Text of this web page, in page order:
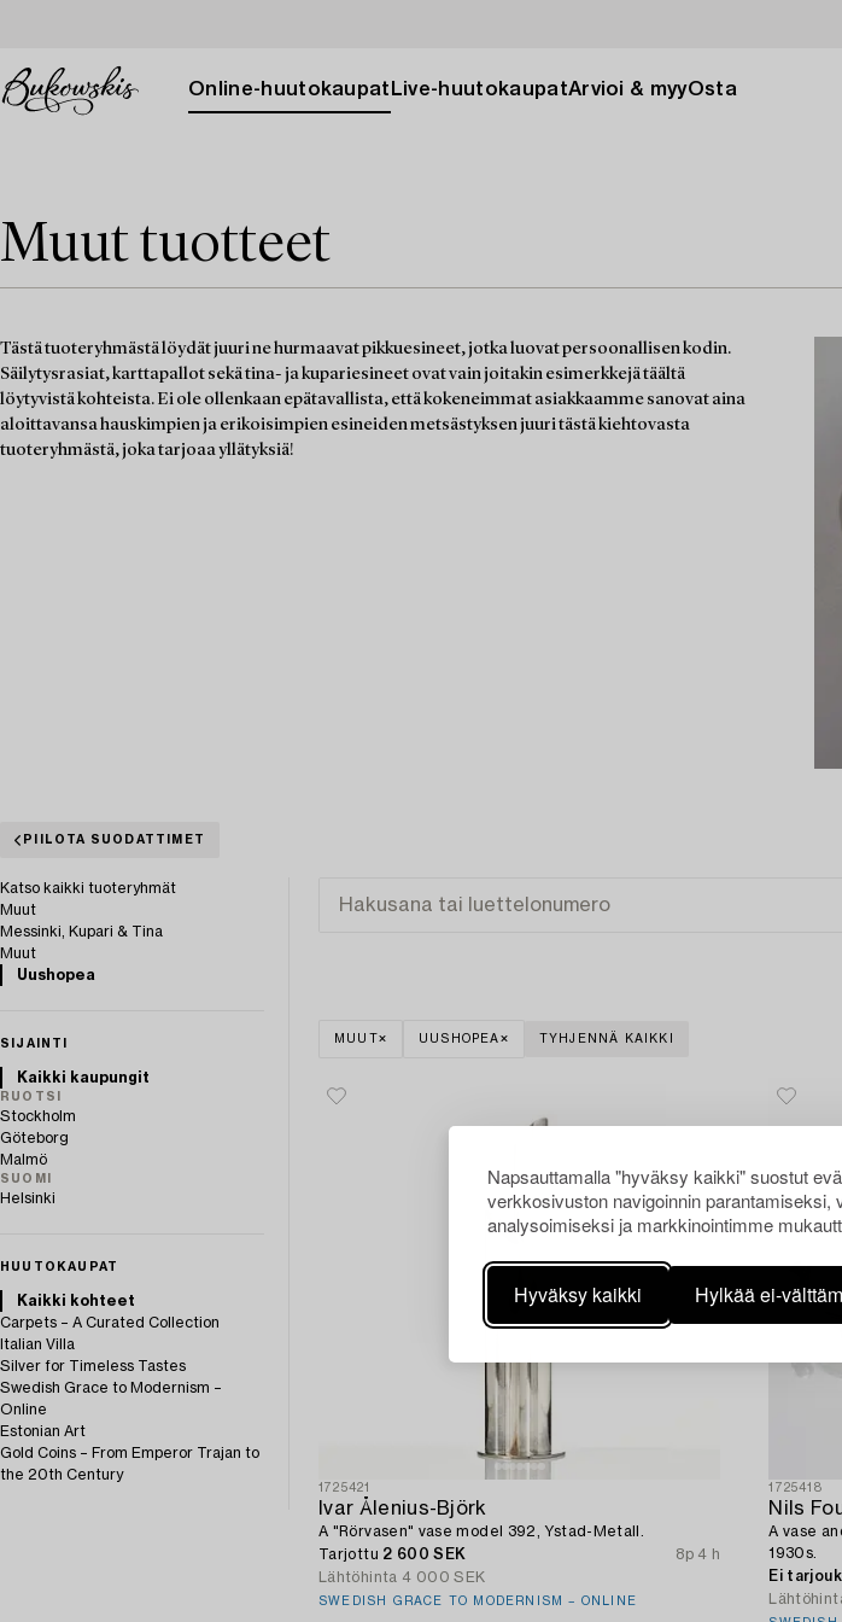
Napsauttamalla "hyväksy kaikki" suostut
verkkosivuston navigoinnin parantamiseksi,
analysoimiseksi ja markkinointimme
Hyväksy kaikki Hylkää ei-
Online-huutokaupat Live-huutokaupatArvioi & myyOsta
Muut tuotteet
Tästä tuoteryhmästä löydät juuri ne hurmaavat pikkuesineet, jotka luovat persoonallisen kodin.
Säilytysrasiat, karttapallot sekä tina- ja kupariesineet ovat vain joitakin esimerkkejä täältä
löytyvistä kohteista. Ei ole ollenkaan epätavallista, että kokeneimmat asiakkaamme sanovat aina
aloittavansa hauskimpien ja erikoisimpien esineiden metsästyksen juuri tästä kiehtovasta
tuoteryhmästä, joka tarjoaa yllätyksiä!
PIILOTA SUODATTIMET
Katso kaikki tuoteryhmät
Muut
Messinki, Kupari & Tina
Muut
Uushopea
SIJAINTI
Kaikki kaupungit
RUOTSI
Stockholm
Göteborg
Malmö
SUOMI
Helsinki
HUUTOKAUPAT
Kaikki kohteet
Carpets – A Curated Collection
Italian Villa
Silver for Timeless Tastes
Swedish Grace to Modernism –
Online
Estonian Art
Gold Coins – From Emperor Trajan to
the 20th Century
MUUT UUSHOPEA TYHJENNÄ KAIKKI
1725421
Ivar Ålenius-Björk
A "Rörvasen" vase model 392, Ystad-Metall.
Tarjottu 2 600 SEK
8p 4 h
Lähtöhinta 4 000 SEK
SWEDISH GRACE TO MODERNISM – ONLINE
1725418
Nils
A vase
1930s.
Ei